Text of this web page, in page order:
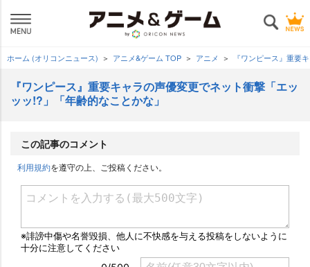
ホーム (オリコンニュース) アニメ&ゲーム TOP アニメ 『ワンピース』重要
『ワンピース』重要キャラの声優変更でネット衝撃「エッ
ッッ!?」「年齢的なことかな」
この記事のコメント
利用規約を遵守の上、ご投稿ください。